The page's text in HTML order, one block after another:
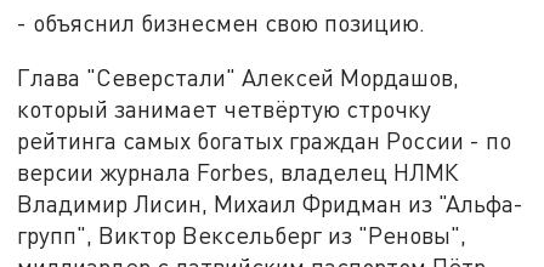
- объяснил бизнесмен свою позицию.
Глава "Северстали" Алексей Мордашов,
который занимает четвёртую строчку
рейтинга самых богатых граждан России - по
версии журнала Forbes, владелец НЛМК
Владимир Лисин, Михаил Фридман из "Альфа-
групп", Виктор Вексельберг из "Реновы",